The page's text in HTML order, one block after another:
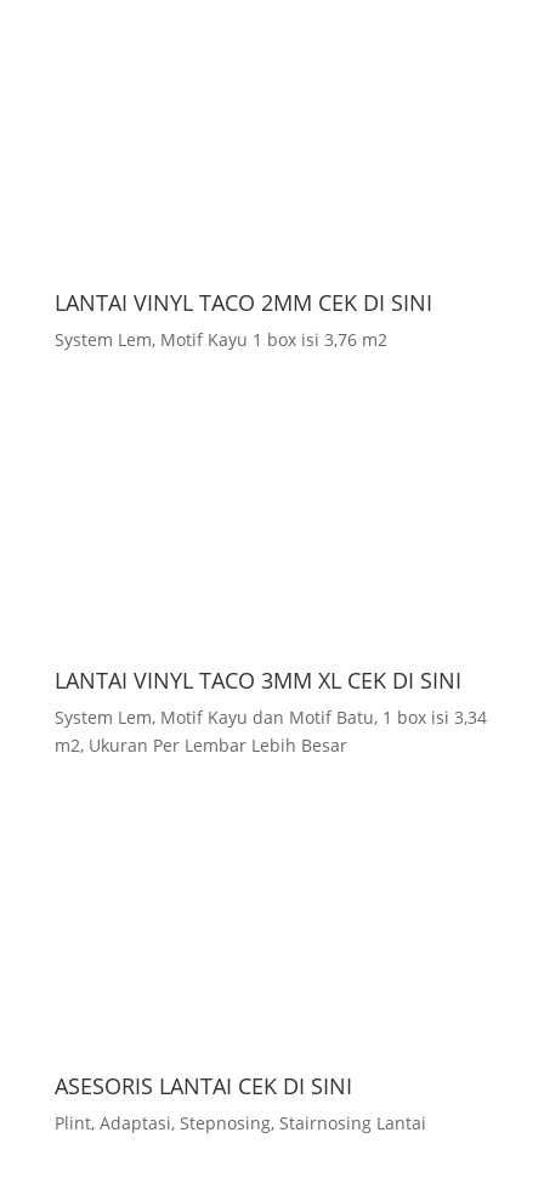
LANTAI VINYL TACO 2MM CEK DI SINI
System Lem, Motif Kayu 1 box isi 3,76 m2
LANTAI VINYL TACO 3MM XL CEK DI SINI
System Lem, Motif Kayu dan Motif Batu, 1 box isi 3,34
m2, Ukuran Per Lembar Lebih Besar
ASESORIS LANTAI CEK DI SINI
Plint, Adaptasi, Stepnosing, Stairnosing Lantai